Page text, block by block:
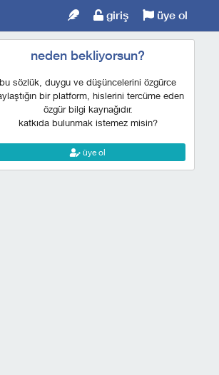
giriş üye ol
neden bekliyorsun?
bu sözlük, duygu ve düşüncelerini özgürce
bir platform, hislerini tercüme eden
özgür bilgi kaynağıdır.
katkıda bulunmak istemez misin?
üye ol